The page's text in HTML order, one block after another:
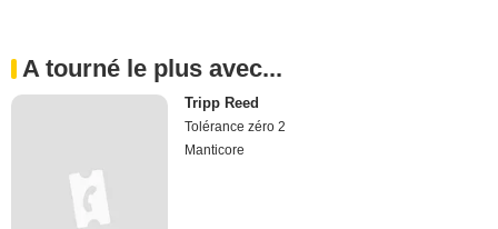
A tourné le plus avec...
Tripp Reed
Tolérance zéro 2
Manticore